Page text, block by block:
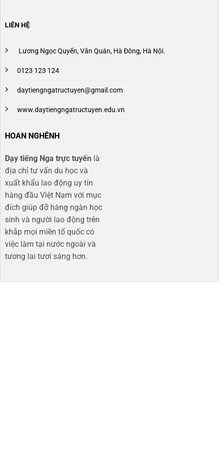
LIÊN HỆ
Lương Ngọc Quyến, Văn Quán, Hà Đông, Hà Nội.
0123 123 124
daytiengngatructuyen@gmail.com
www.daytiengngatructuyen.edu.vn
HOAN NGHÊNH
Dạy tiếng Nga trực tuyến là
địa chỉ tư vấn du học và
xuất khẩu lao động uy tín
hàng đầu Việt Nam với mục
đích giúp đỡ hàng ngàn học
sinh và người lao động trên
khắp mọi miền tổ quốc có
việc làm tại nước ngoài và
tương lai tươi sáng hơn​.